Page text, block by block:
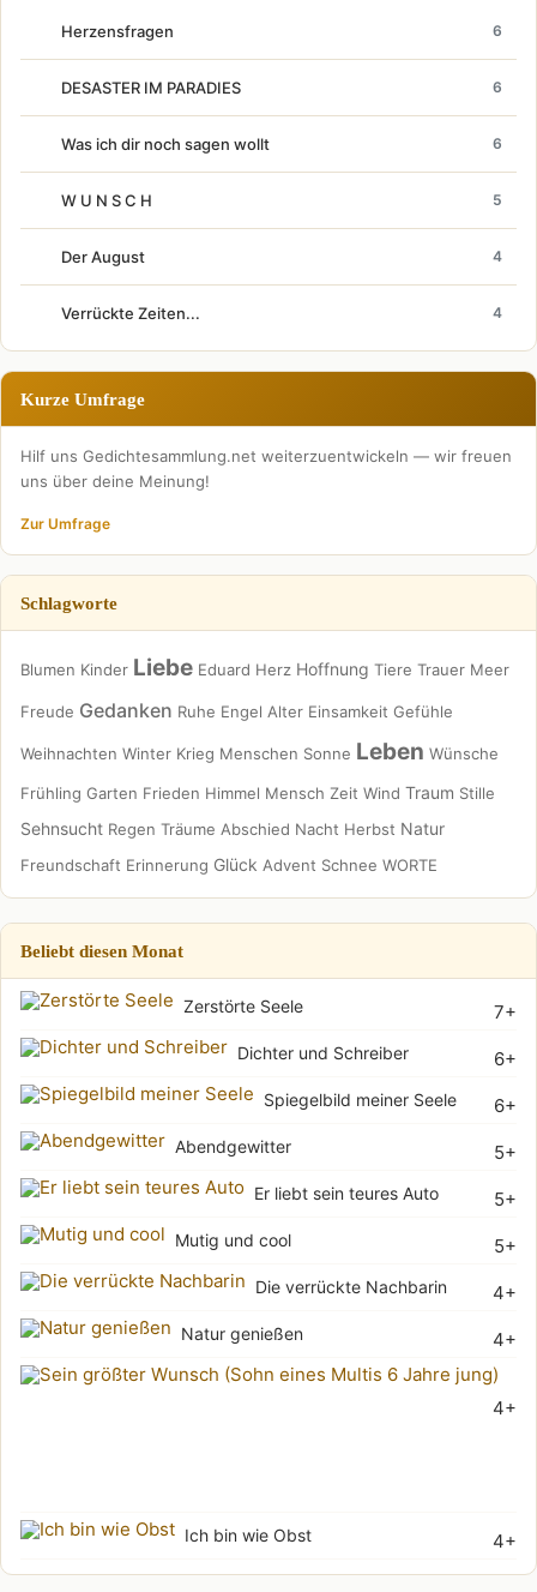
Herzensfragen 6
DESASTER IM PARADIES 6
Was ich dir noch sagen wollt 6
W U N S C H 5
Der August 4
Verrückte Zeiten... 4
Kurze Umfrage
Hilf uns Gedichtesammlung.net weiterzuentwickeln — wir freuen
uns über deine Meinung!
Zur Umfrage
Schlagworte
Blumen Kinder Liebe Eduard Herz Hoffnung Tiere Trauer Meer
Freude Gedanken Ruhe Engel Alter Einsamkeit Gefühle
Weihnachten Winter Krieg Menschen Sonne Leben Wünsche
Frühling Garten Frieden Himmel Mensch Zeit Wind Traum Stille
Sehnsucht Regen Träume Abschied Nacht Herbst Natur
Freundschaft Erinnerung Glück Advent Schnee WORTE
Beliebt diesen Monat
7+
Zerstörte Seele
6+
Dichter und Schreiber
6+
Spiegelbild meiner Seele
5+
Abendgewitter
5+
Er liebt sein teures Auto
5+
Mutig und cool
4+
Die verrückte Nachbarin
4+
Natur genießen
4+
4+
Ich bin wie Obst